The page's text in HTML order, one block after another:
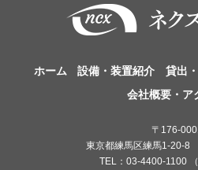
ホーム 設備・装置紹介 貸出
会社概要・ア
〒176-
東京都練馬区練馬1-20-8
TEL：03-4400-1100